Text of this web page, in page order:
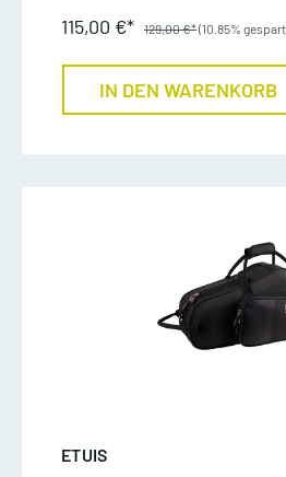
115,00 €* 129,00 €*(10.85%
IN DEN WARENKORB
ETUIS